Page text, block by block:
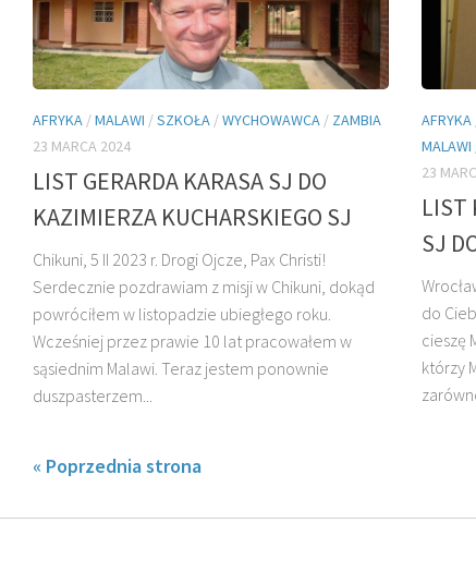
AFRYKA /MALAWI /SZKOŁA /WYCHOWAWCA / ZAMBIA
23 MARCA 2024
LIST GERARDA KARASA SJ DO
KAZIMIERZA KUCHARSKIEGO SJ
Chikuni, 5 II 2023 r. Drogi Ojcze, Pax Christi!
Serdecznie pozdrawiam z misji w Chikuni, dokąd
powróciłem w listopadzie ubiegłego roku.
Wcześniej przez prawie 10 lat pracowałem w
sąsiednim Malawi. Teraz jestem ponownie
duszpasterzem...
AFRYKA
MALAWI
23
LIST
SJ
do
cieszę
którzy
« Poprzednia strona